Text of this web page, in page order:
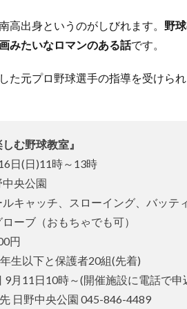
高出身というのがしびれます。 野
みたいなロマンのある話です。
た元プロ野球選手の指導を受けら
しむ野球教室』
日(日)11時～13時
央公園
ルキャッチ、スローイング、バッテ
ーブ（おもちゃでも可）
円
生以下と保護者20組(先着)
9月11日10時～(開催施設に電話で申
日野中央公園 045-846-4489